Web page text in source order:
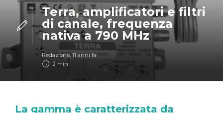
Terra, amplificatori e filtri
di canale, frequenza
nativa a 790 MHz
Redazione, 11 anni fa
2 min
La gamma è caratterizzata da